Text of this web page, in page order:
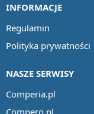
INFORMACJE
Regulamin
Polityka prywatności
NASZE SERWISY
Comperia.pl